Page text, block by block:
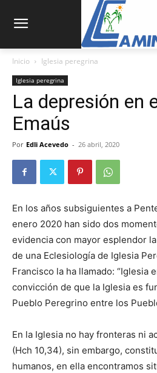
Inicio Iglesia peregrina
Iglesia peregrina
La depresión en
Emaús
Por Edli Acevedo - 26 abril, 2020
En los años subsiguientes a
enero 2020 han sido dos
evidencia con mayor esplendor
de una Ecle­siología de Iglesia
Francisco la ha llamado: “Iglesia
convicción de que la Iglesia es
Pueblo Peregrino entre los
En la Iglesia no hay fronteras ni
(Hch 10,34), sin embargo,
humanos, en ella encontramos